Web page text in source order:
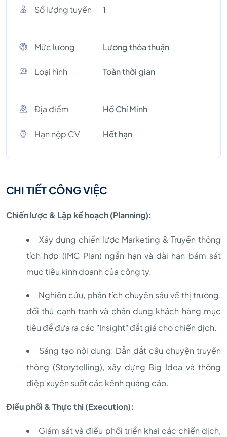
Số lượng tuyền
1
Mức lương Lương thỏa thuận
Loại hình Toàn thời gian
Địa điểm Hồ Chí Minh
Hạn nộp CV Hết hạn
CHI TIẾT CÔNG VIỆC
Chiến lược & Lập kế hoạch (Planning):
Xây dựng chiến lược Marketing & Truyền thông
tích hợp (IMC Plan) ngắn hạn và dài hạn bám sát
mục tiêu kinh doanh của công ty.
Nghiên cứu, phân tích chuyên sâu về thị trường,
đối thủ cạnh tranh và chân dung khách hàng mục
tiêu để đưa ra các "Insight" đắt giá cho chiến dịch.
Sáng tạo nội dung: Dẫn dắt câu chuyện truyền
thông (Storytelling), xây dựng Big Idea và thông
điệp xuyên suốt các kênh quảng cáo.
Điều phối & Thực thi (Execution):
Giám sát và điều phối triển khai các chiến dịch,